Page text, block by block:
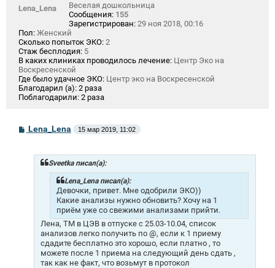
Lena_Lena
Веселая дошкольница
Сообщения: 155
Зарегистрирован: 29 ноя 2018, 00:16
Пол: Женский
Сколько попыток ЭКО: 2
Стаж бесплодия: 5
В каких клиниках проводилось лечение: Центр Эко на
Воскресенской
Где было удачное ЭКО: Центр эко на Воскресенской
Благодарил (а): 2 раза
Поблагодарили: 2 раза
СLena_Lena 15 мар 2019, 11:02
Sveetka писал(а):
Lena_Lena писал(а):
Девочки, привет. Мне одобрили ЭКО))
Какие анализы нужно обновить? Хочу на 1
приём уже со свежими анализами прийти.
Лена, ТМ в ЦЭВ в отпуске с 25.03-10.04, список
анализов легко получить по @, если к 1 приему
сдадите бесплатно это хорошо, если платно , то
можете после 1 приема на следующий день сдать ,
так как не факт, что возьмут в протокол